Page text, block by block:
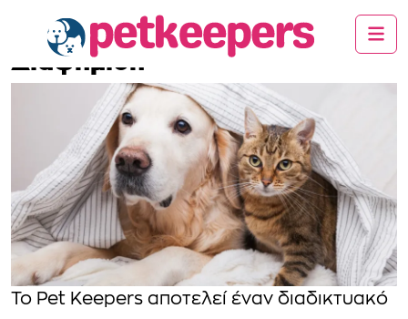
Διαφήμιση
Το Pet Keepers αποτελεί έναν διαδικτυακό